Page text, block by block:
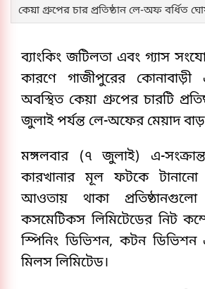
কেয়া গ্রুপের চার প্রতিষ্ঠান লে-অফ বর্ধিত
ব্যাংকিং জটিলতা এবং গ্যাস
কারণে গাজীপুরের
অবস্থিত কেয়া গ্রুপের চারটি
জুলাই পর্যন্ত লে-অফের মেয়াদ
মঙ্গলবার (৭ জুলাই) এ-
কারখানার মূল ফটকে
আওতায় থাকা
কসমেটিকস লিমিটেডের নিট
স্পিনিং ডিভিশন, কটন ডিভিশন
মিলস লিমিটেড।